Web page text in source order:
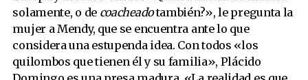
solamente, o de coacheadotambién?», le pregunta la
mujer a Mendy, que se encuentra ante lo que
considera una estupenda idea. Con todos «los
quilombos que tienen él y su familia», Plácido